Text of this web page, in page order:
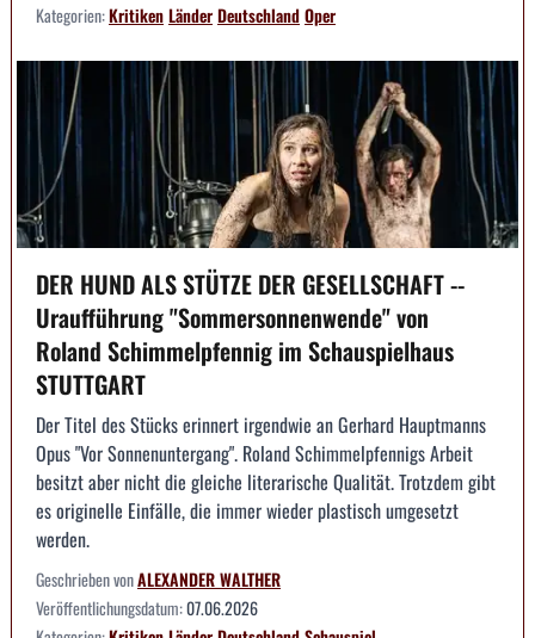
Kategorien:KritikenLänderDeutschlandOper
DER HUND ALS STÜTZE DER GESELLSCHAFT --
Uraufführung "Sommersonnenwende" von
Roland Schimmelpfennig im Schauspielhaus
STUTTGART
Der Titel des Stücks erinnert irgendwie an Gerhard Hauptmanns
Opus "Vor Sonnenuntergang". Roland Schimmelpfennigs Arbeit
besitzt aber nicht die gleiche literarische Qualität. Trotzdem gibt
es originelle Einfälle, die immer wieder plastisch umgesetzt
werden.
Geschrieben vonALEXANDER WALTHER
Veröffentlichungsdatum:07.06.2026